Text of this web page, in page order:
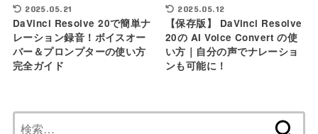
2025.05.21
DaVinci Resolve 20で簡単ナ
レーション録音！ボイスオー
バー＆プロンプターの使い方
完全ガイド
2025.05.12
【保存版】 DaVinci Resolve
20の AI Voice Convert の使
い方｜自分の声でナレーショ
ンも可能に！